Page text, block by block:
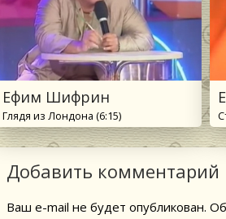
Ефим Шифрин
Глядя из Лондона (6:15)
Добавить комментарий
Ваш e-mail не будет опубликован.